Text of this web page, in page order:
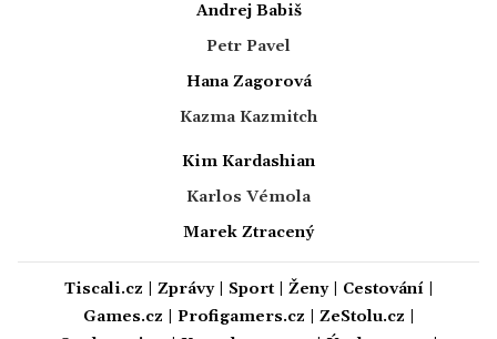
Andrej Babiš
Petr Pavel
Hana Zagorová
Kazma Kazmitch
Kim Kardashian
Karlos Vémola
Marek Ztracený
Tiscali.cz Zprávy| Sport| Ženy| Cestování|
Games.cz
Profigamers.cz ZeStolu.cz